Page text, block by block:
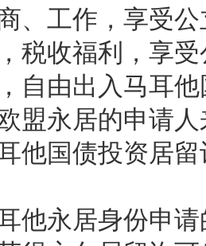
、工作，享受
税收福利，享
自由出入马耳
盟永居的申请
他国债投资居
他永居身份申